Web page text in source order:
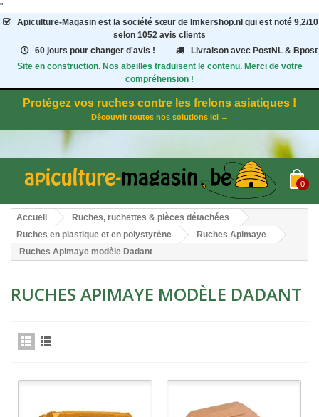
"
Apiculture-Magasinest la société sœur de Imkershop.nl qui est noté 9,2/10
selon 1052 avis clients
60 jours pour changer d'avis !
Livraison avec PostNL & Bpost
Site en construction. Nos abeilles traduisent le contenu. Merci de votre
compréhension !
Protégez vos ruches contre les frelons asiatiques !
Découvrir toutes nos solutions ici →
0
Accueil
Ruches, ruchettes & pièces détachées
Ruches en plastique et en polystyrène
Ruches Apimaye
Ruches Apimaye modèle Dadant
RUCHES APIMAYE MODÈLE DADANT